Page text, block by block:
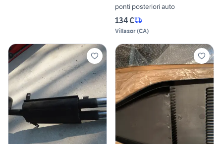
ponti posteriori auto
134 €
Villasor(CA)